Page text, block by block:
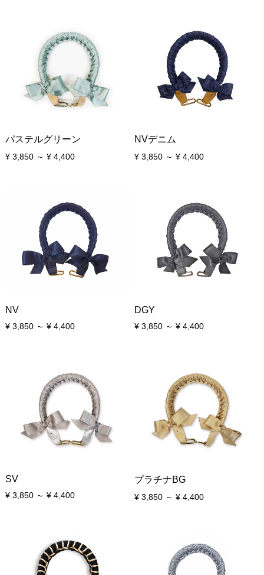
パステルグリーン
¥ 3,850 ～ ¥ 4,400
NVデニム
¥ 3,850 ～ ¥ 4,400
NV
¥ 3,850 ～ ¥ 4,400
DGY
¥ 3,850 ～ ¥ 4,400
SV
¥ 3,850 ～ ¥ 4,400
プラチナBG
¥ 3,850 ～ ¥ 4,400